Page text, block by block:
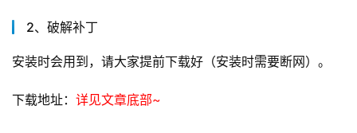
2、破解补丁
安装时会用到，请大家提前下载好（安装时需要断网）。
下载地址： 详见文章底部~